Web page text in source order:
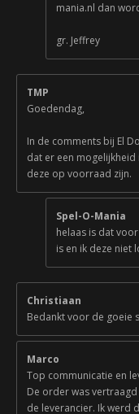
mania.nl dan
gr. Jeffrey
TMP
Goedendag,
In de comments bij El
dat er een
deze op voorraad zijn.
Spel-O-Mania
helaas is dat
is en ik deze niet
Christiaan
Bedankt voor de goeie
Marco
Top communicatie en
De order was
de leverancier. Ik werd